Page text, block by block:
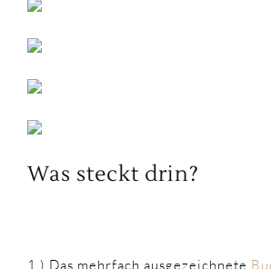
Was steckt drin?
1.) Das mehrfach ausgezeichnete